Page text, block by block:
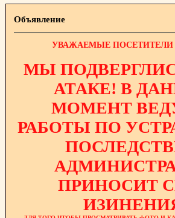
Объявление
УВАЖАЕМЫЕ
МЫ
АТАКЕ! В
МОМЕНТ
РАБОТЫ ПО
ПРИНОСИТ